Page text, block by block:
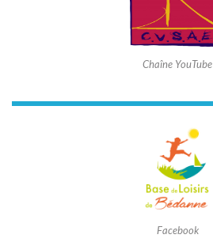
Chaîne YouTube
Facebook